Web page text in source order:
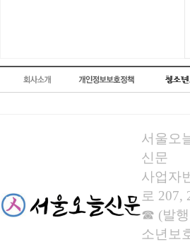
서울오
신문
사업자
로 207,
☎ (발행
소년보